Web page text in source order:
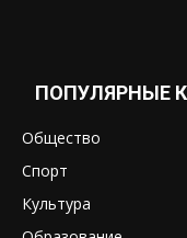
ПОПУЛЯРНЫЕ
Общество
Спорт
Культура